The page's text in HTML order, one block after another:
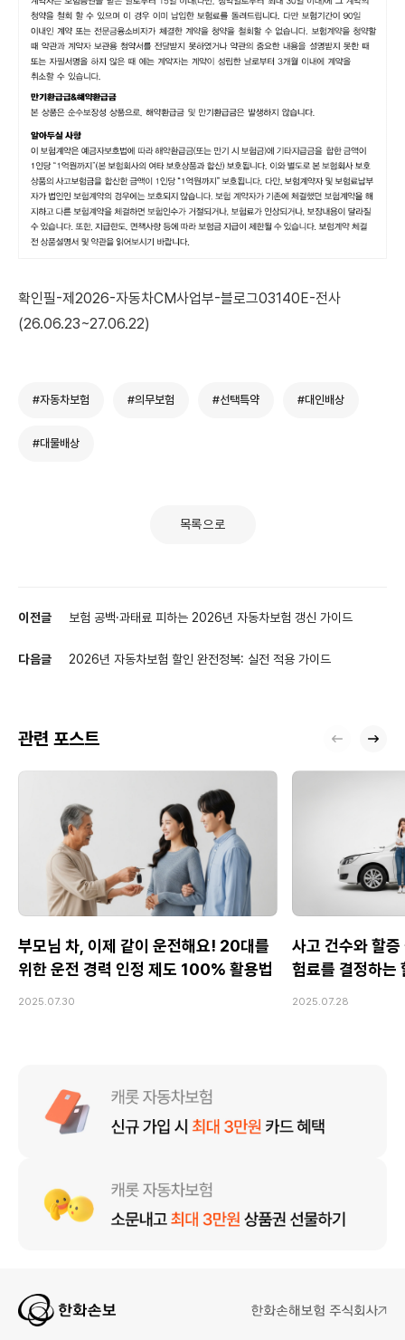
확인필-제2026-자동차CM사업부-블로그03140E-전사
(26.06.23~27.06.22)
#자동차보험 #의무보험 #선택특약 #대인배상
#대물배상
목록으로
이전글 보험 공백·과태료 피하는 2026년 자동차보험 갱신 가이드
다음글 2026년 자동차보험 할인 완전정복: 실전 적용 가이드
관련 포스트
부모님 차, 이제 같이 운전해요! 20대를
위한 운전 경력 인정 제도 100% 활용법
2025.07.30
사고 건수와 할
험료를 결정하는
2025.07.28